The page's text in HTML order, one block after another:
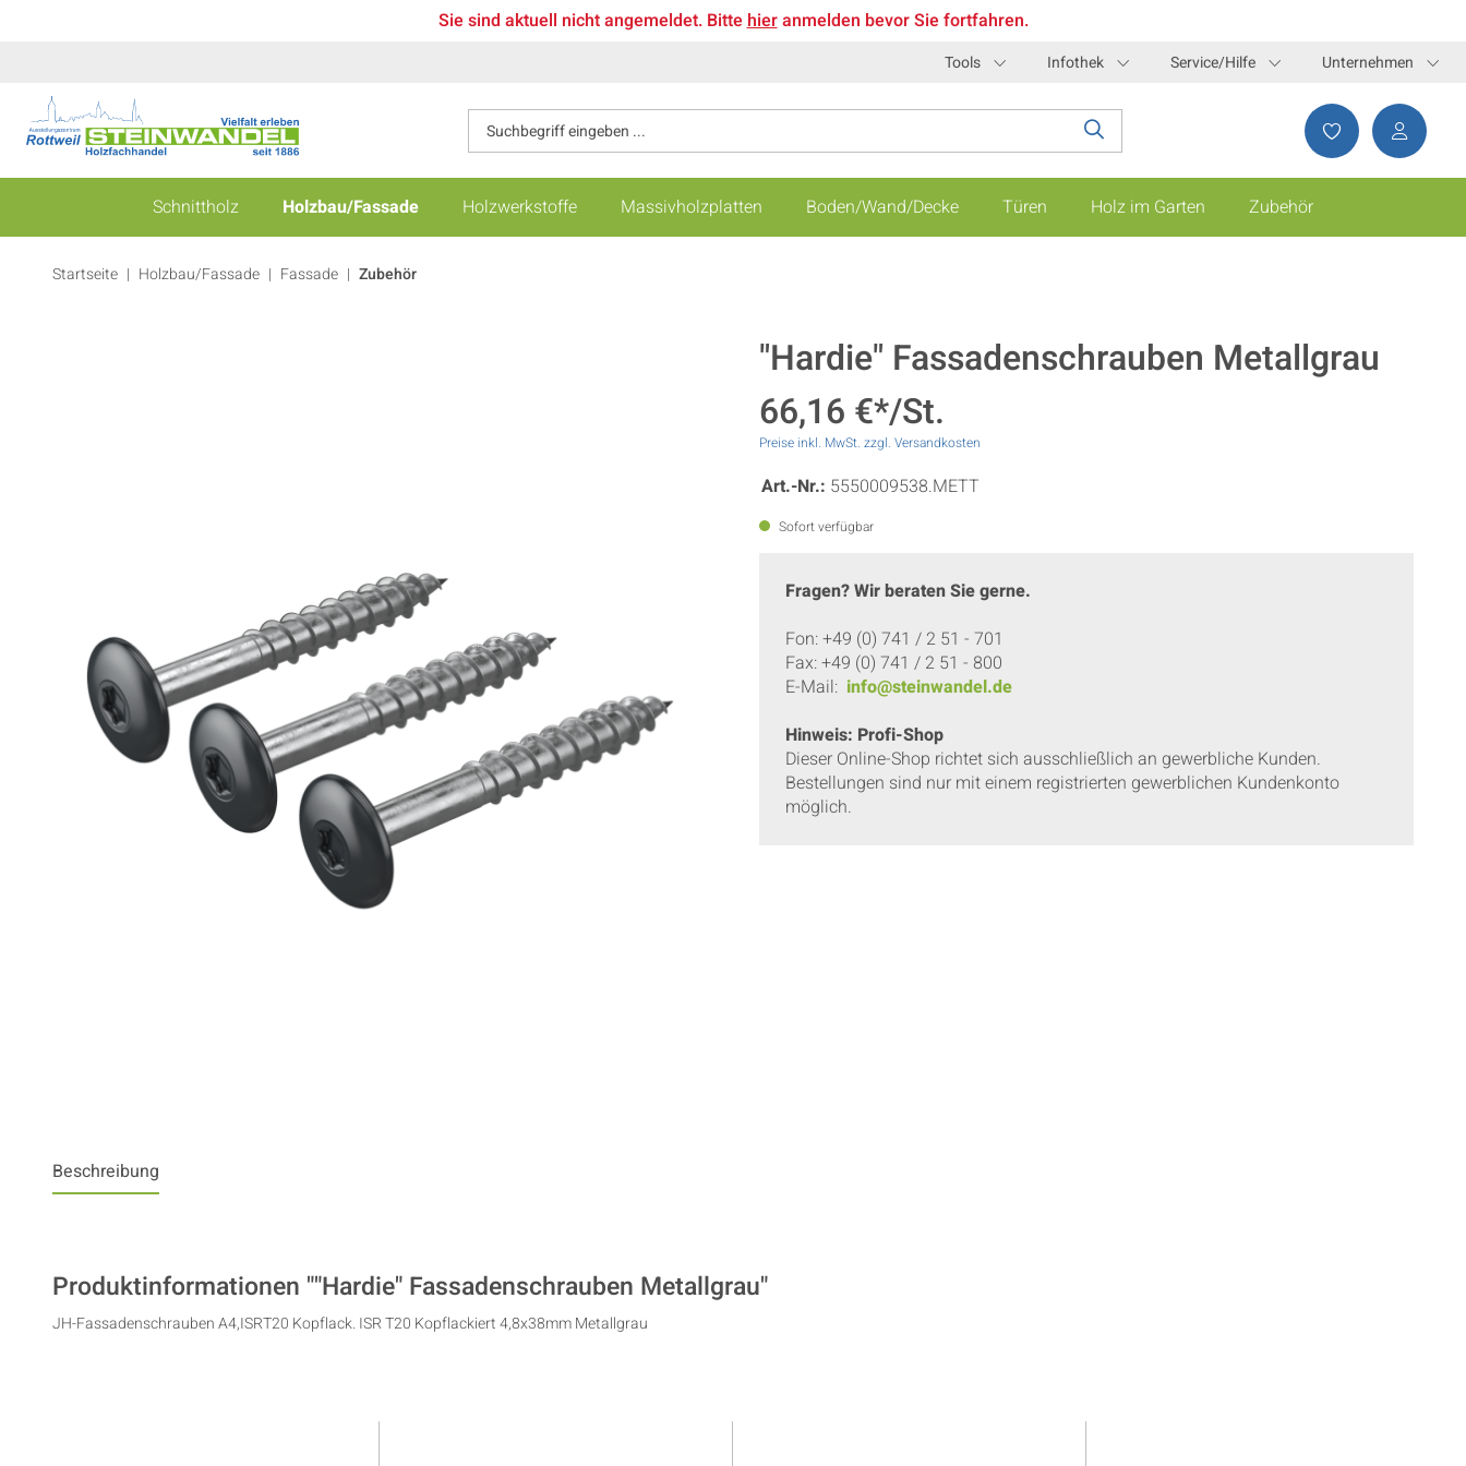
Sie sind aktuell nicht angemeldet. Bittehieranmelden bevor Sie fortfahren.
Tools Infothek Service/Hilfe Unternehmen
Schnittholz Holzbau/Fassade Holzwerkstoffe Massivholzplatten Boden/Wand/Decke Türen Holz im Garten Zubehör
Startseite Holzbau/Fassade | Fassade | Zubehör
"Hardie" Fassadenschrauben Metallgrau
66,16 €*/St.
Preise inkl. MwSt. zzgl. Versandkosten
Art.-Nr.: 5550009538.METT
Sofort verfügbar
Fragen? Wir beraten Sie gerne.
Fon: +49 (0) 741 / 2 51 - 701
Fax: +49 (0) 741 / 2 51 - 800
E-Mail: info@steinwandel.de
Hinweis: Profi-Shop
Dieser Online-Shop richtet sich ausschließlich an gewerbliche Kunden.
Bestellungen sind nur mit einem registrierten gewerblichen Kundenkonto
möglich.
Beschreibung
Produktinformationen ""Hardie" Fassadenschrauben Metallgrau"
JH-Fassadenschrauben A4,ISRT20 Kopflack. ISR T20 Kopflackiert 4,8x38mm Metallgrau